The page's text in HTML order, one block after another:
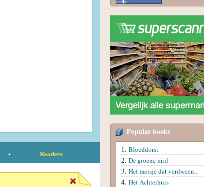
Readers
Popular books
Bloeddorst
De groene mijl
Het meisje dat verdween..
Het Achterhuis